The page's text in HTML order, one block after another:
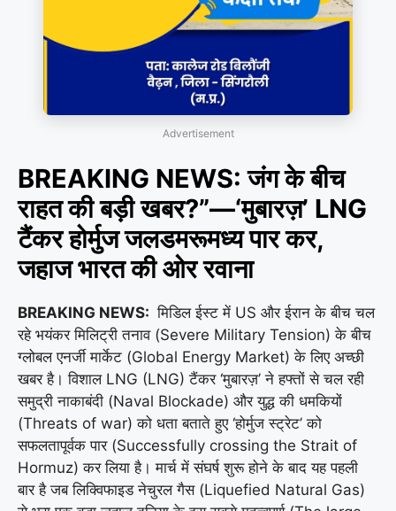
Advertisement
BREAKING NEWS: जंग के बीच
राहत की बड़ी खबर?”—‘मुबारज़’ LNG
टैंकर होर्मुज जलडमरूमध्य पार कर,
जहाज भारत की ओर रवाना
BREAKING NEWS: मिडिल ईस्ट में US और ईरान के बीच चल
रहे भयंकर मिलिट्री तनाव (Severe Military Tension) के बीच
ग्लोबल एनर्जी मार्केट (Global Energy Market) के लिए अच्छी
खबर है। विशाल LNG (LNG) टैंकर ‘मुबारज़’ ने हफ्तों से चल रही
समुद्री नाकाबंदी (Naval Blockade) और युद्ध की धमकियों
(Threats of war) को धता बताते हुए ‘होर्मुज स्ट्रेट’ को
सफलतापूर्वक पार (Successfully crossing the Strait of
Hormuz) कर लिया है। मार्च में संघर्ष शुरू होने के बाद यह पहली
बार है जब लिक्विफाइड नेचुरल गैस (Liquefied Natural Gas)